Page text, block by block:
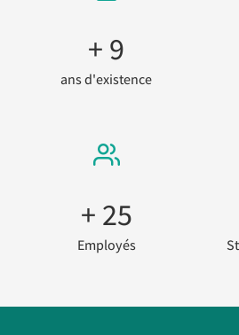
ans d'existence
+ 9
Employés
+ 25